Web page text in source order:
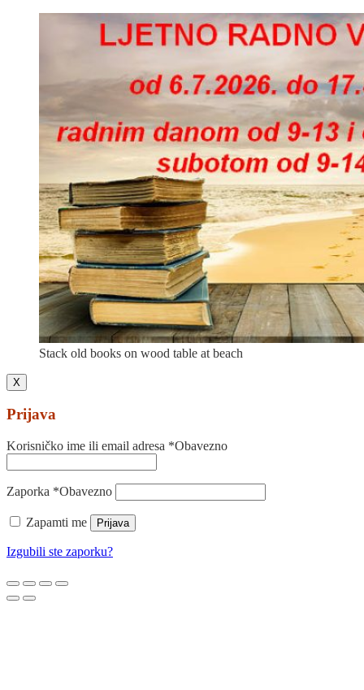
Stack old books on wood table at beach
X
Prijava
Korisničko ime ili email adresa *Obavezno
Zaporka *Obavezno
Zapamti me Prijava
Izgubili ste zaporku?